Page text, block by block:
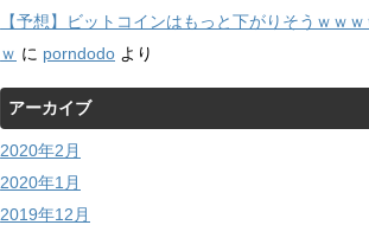
【予想】ビットコインはもっと下がりそうｗｗｗ
ｗ に porndodo より
アーカイブ
2020年2月
2020年1月
2019年12月